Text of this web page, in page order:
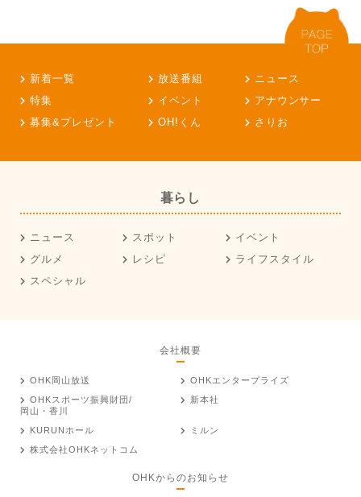
新着一覧 放送番組
ニュース
特集
イベント
アナウンサー
募集&プレゼント
OH!くん さりお
暮らし
ニュース スポット
イベント
グルメ
レシピ
ライフスタイル
スペシャル
会社概要
OHK岡山放送
OHKエンタープライズ
OHKスポーツ振興財団/
岡山・香川
新本社
KURUNホール
ミルン
株式会社OHKネットコム
OHKからのお知らせ